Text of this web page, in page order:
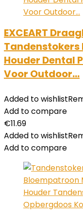
EXCEART
Tandenstokers
Houder Dental
Voor Outdoor…
Added to wishlist
Add to compare
€11.69
Added to wishlist
Add to compare